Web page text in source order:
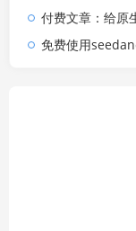
付费文章：给原生家庭比
免费使用